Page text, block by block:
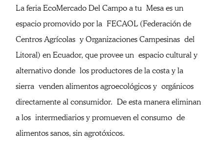
La feria EcoMercado Del Campo a tu Mesa es un
espacio promovido por la FECAOL (Federación de
Centros Agrícolas y Organizaciones Campesinas del
Litoral) en Ecuador, que provee un espacio cultural y
alternativo donde los productores de la costa y la
sierra venden alimentos agroecológicos y orgánicos
directamente al consumidor. De esta manera eliminan
a los intermediarios y promueven el consumo de
alimentos sanos, sin agrotóxicos.